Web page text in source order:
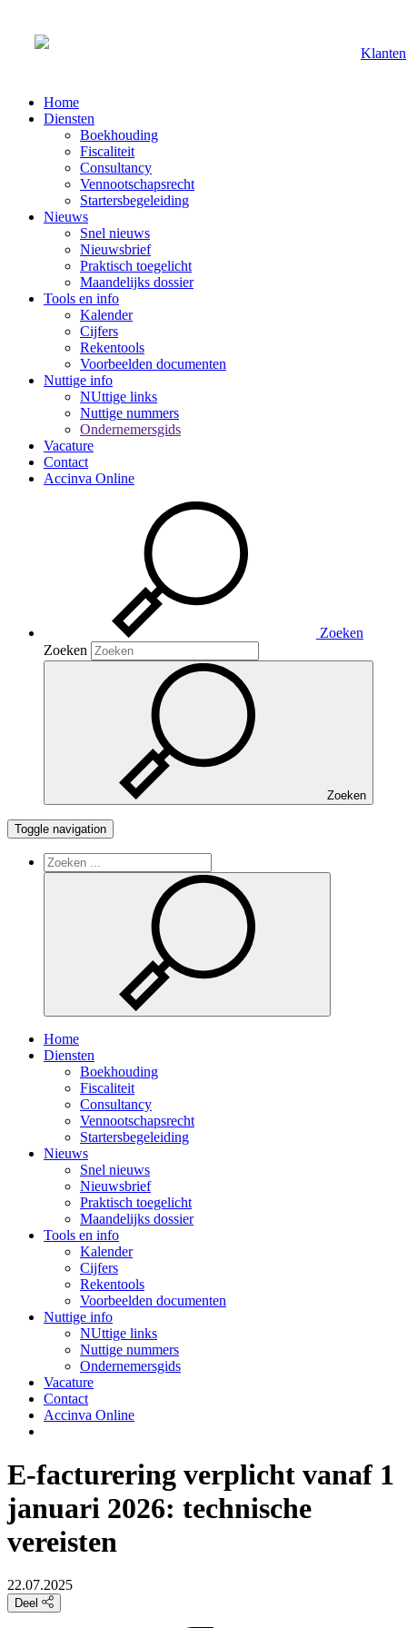
Home
Diensten
Boekhouding
Fiscaliteit
Consultancy
Vennootschapsrecht
Startersbegeleiding
Nieuws
Snel nieuws
Nieuwsbrief
Praktisch toegelicht
Maandelijks dossier
Tools en info
Kalender
Cijfers
Rekentools
Voorbeelden documenten
Nuttige info
NUttige links
Nuttige nummers
Ondernemersgids
Vacature
Contact
Accinva Online
Zoeken
Zoeken
Zoeken
Toggle navigation
Home
Diensten
Boekhouding
Fiscaliteit
Consultancy
Vennootschapsrecht
Startersbegeleiding
Nieuws
Snel nieuws
Nieuwsbrief
Praktisch toegelicht
Maandelijks dossier
Tools en info
Kalender
Cijfers
Rekentools
Voorbeelden documenten
Nuttige info
NUttige links
Nuttige nummers
Ondernemersgids
Vacature
Contact
Accinva Online
E-facturering verplicht vanaf 1
januari 2026: technische
vereisten
22.07.2025
Deel